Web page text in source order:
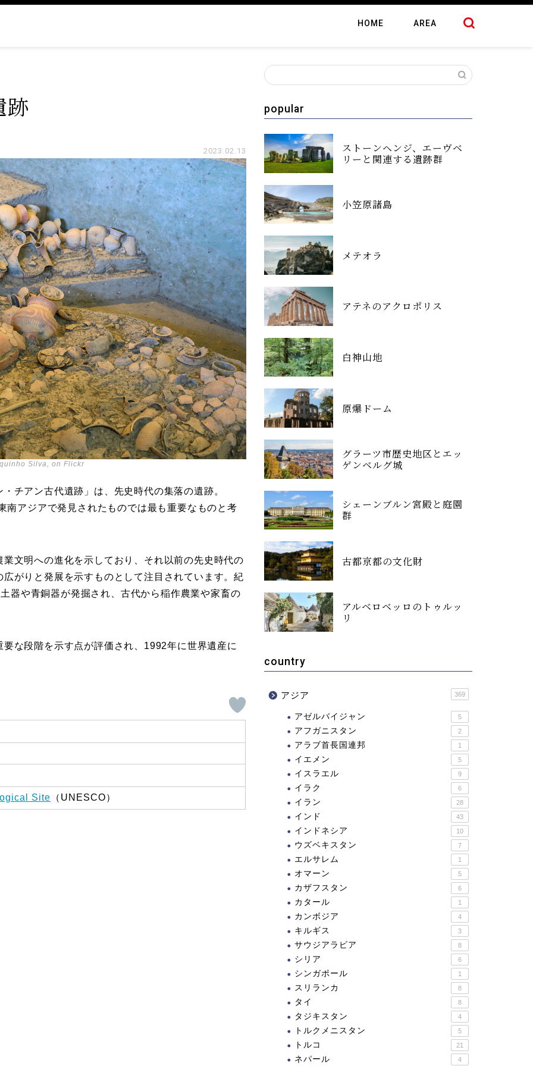
HOME AREA
跡
2023.02.13
Silva, on Flickr
チアン古代遺跡」は、先史時代の集落の遺跡。
アジアで発見されたものでは最も重要なものと考
文明への進化を示しており、それ以前の先史時代の
がりと発展を示すものとして注目されています。紀
器や青銅器が発掘され、古代から稲作農業や家畜の
な段階を示す点が評価され、1992年に世界遺産に
Site （UNESCO）
popular
ストーンヘンジ、エーヴベ
リーと関連する遺跡群
小笠原諸島
メテオラ
アテネのアクロポリス
白神山地
原爆ドーム
グラーツ市歴史地区とエッ
ゲンベルグ城
シェーンブルン宮殿と庭園
群
古都京都の文化財
アルベロベッロのトゥルッ
リ
country
アジア 369
アゼルバイジャン 5
アフガニスタン 2
アラブ首長国連邦 1
イエメン 5
イスラエル 9
イラク 6
イラン 28
インド 43
インドネシア 10
ウズベキスタン 7
エルサレム 1
オマーン 5
カザフスタン 6
カタール 1
カンボジア 4
キルギス 3
サウジアラビア 8
シリア 6
シンガポール 1
スリランカ 8
タイ 8
タジキスタン 4
トルクメニスタン 5
トルコ 21
ネパール 4